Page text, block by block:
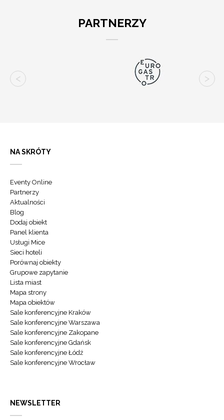
PARTNERZY
NA SKRÓTY
Eventy Online
Partnerzy
Aktualności
Blog
Dodaj obiekt
Panel klienta
Usługi Mice
Sieci hoteli
Porównaj obiekty
Grupowe zapytanie
Lista miast
Mapa strony
Mapa obiektów
Sale konferencyjne Kraków
Sale konferencyjne Warszawa
Sale konferencyjne Zakopane
Sale konferencyjne Gdańsk
Sale konferencyjne Łódź
Sale konferencyjne Wrocław
NEWSLETTER